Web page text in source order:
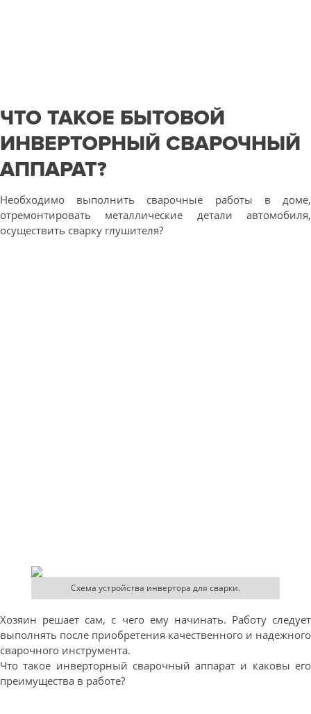
ЧТО ТАКОЕ БЫТОВОЙ
ИНВЕРТОРНЫЙ СВАРОЧНЫЙ
АППАРАТ?
Необходимо выполнить сварочные работы в доме,
отремонтировать металлические детали автомобиля,
осуществить сварку глушителя?
Схема устройства инвертора для сварки.
Хозяин решает сам, с чего ему начинать. Работу следует
выполнять после приобретения качественного и надежного
сварочного инструмента.
Что такое инверторный сварочный аппарат и каковы его
преимущества в работе?